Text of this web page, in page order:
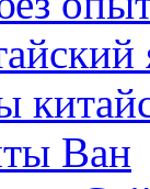
Ван